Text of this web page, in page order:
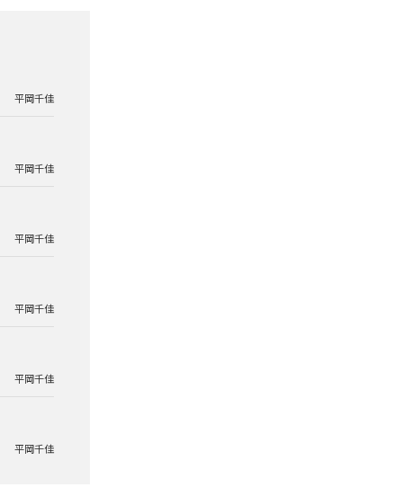
平岡千佳
平岡千佳
平岡千佳
平岡千佳
平岡千佳
平岡千佳